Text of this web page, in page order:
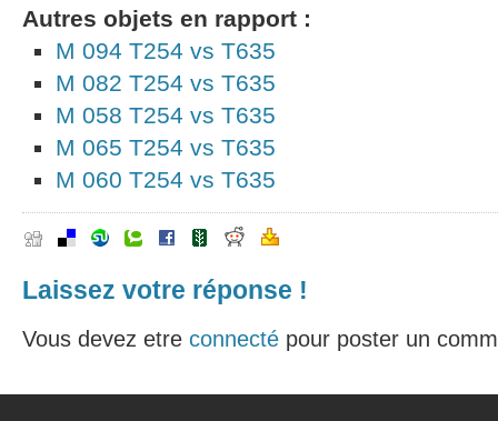
Autres objets en rapport :
M 094 T254 vs T635
M 082 T254 vs T635
M 058 T254 vs T635
M 065 T254 vs T635
M 060 T254 vs T635
Laissez votre réponse !
Vous devez etre connecté pour poster un